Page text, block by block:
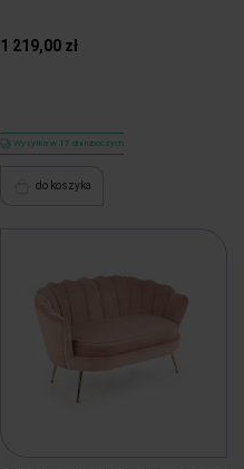
1 219,00 zł
Wysyłka w 17 dni roboczych
do koszyka